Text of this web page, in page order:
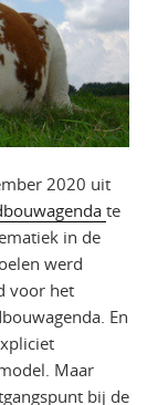
2020 uit
te
in de
werd
voor het
En
Maar
bij de